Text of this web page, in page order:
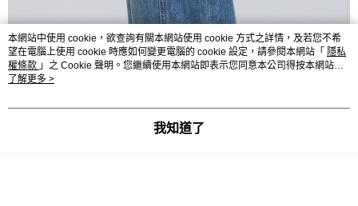
本網站中使用 cookie，欲查詢有關本網站使用 cookie 方式之詳情，及若您不希
望在電腦上使用 cookie 時應如何變更電腦的 cookie 設定，請參閱本網站「 隱私
權條款 」之 Cookie 聲明。您繼續使用本網站即表示您同意本公司得按本網站使
用條款之 Cookie 聲明使用 cookie。
了解更多 >
我知道了